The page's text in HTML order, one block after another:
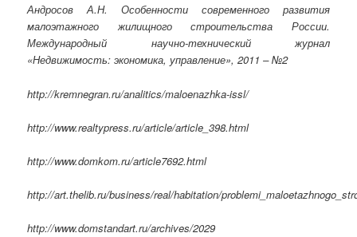
Андросов А.Н. Особенности современного развития
малоэтажного жилищного строительства России.
Международный научно-технический журнал
«Недвижимость: экономика, управление», 2011 – №2
http://kremnegran.ru/analitics/maloenazhka-issl/
http://www.realtypress.ru/article/article_398.html
http://www.domkom.ru/article7692.html
http://art.thelib.ru/business/real/habitation/
http://www.domstandart.ru/archives/2029